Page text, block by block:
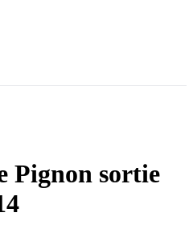
Pignon sortie